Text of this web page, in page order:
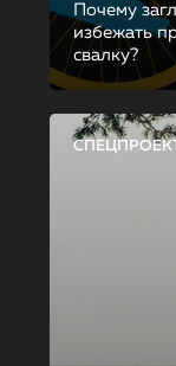
Почему
избежать
свалку?